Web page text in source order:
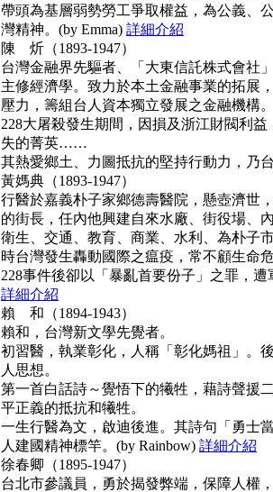
帶頭為基層弱勢勞工爭取權益，為公義、
灣精神。(by Emma) 詳細介紹
陳 炘（1893-1947）
台灣金融界先驅者、「大東信託株式會社
主修經濟學。致力於本土金融事業的拓展
壓力，籌組台人資本獨立發展之金融機構。
228大屠殺發生期間，因損及浙江財閥利
失的菁英……
其熱愛鄉土、力圖抵抗的堅持行動力，乃
黃媽典（1893-1947）
行醫於嘉義朴子家鄉德壽醫院，懸壺濟世
的街長，任內他興建自來水廠、街役場、
衛生、交通、教育、商業、水利、為朴子
時台灣發生轟動國際之瘟疫，常不顧生命
228事件後卻以「暴亂首要份子」之罪，
詳細介紹
賴 和（1894-1943）
賴和，台灣新文學先覺者。
初習醫，執業彰化，人稱「彰化媽祖」。
人思想。
第一首白話詩～覺悟下的犧牲，藉詩聲援
平正義的抵抗和犧牲。
一生行醫為文，啟迪後進。其詩句「勇士
人建國精神標竿。(by Rainbow) 詳細介紹
徐春卿（1895-1947）
台北市參議員，勇於揭發弊端，保障人權